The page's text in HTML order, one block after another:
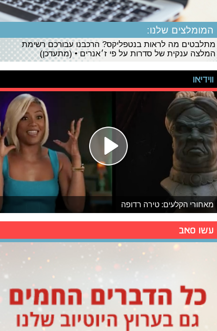
המומלצים שלנו:
מתלבטים מה לראות בנטפליקס? הרכבנו עבורכם רשימת
המלצה ענקית של סדרות על פי ז׳אנרים • (מתעדכן)
ווידיאו
מאחורי הקלעים: טירה רדופה
עשו סאב